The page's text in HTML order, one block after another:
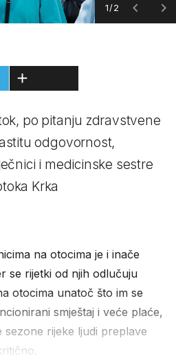
1/2
po pitanju zdravstvene
odgovornost,
i medicinske sestre
Krka
na otocima je i inače
se rijetki od njih odlučuju
otocima unatoč što im se
smještaj i veće plaće,
sezone rijeke ljudi preplave